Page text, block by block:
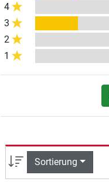
4
3
2
1
Sortierung